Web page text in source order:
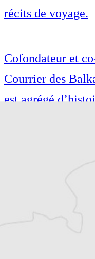
récits de voyage.
Cofondateur et
Courrier des
est agrégé